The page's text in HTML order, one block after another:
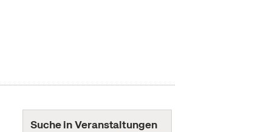
Suche in Veranstaltungen